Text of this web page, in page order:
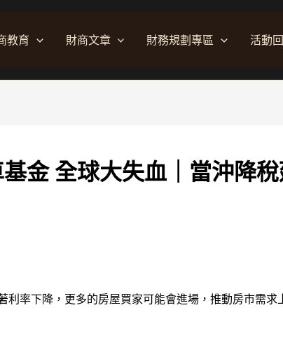
教育 財商文章 財務規劃專區 活動
金 全球大失血｜當沖降
率下降，更多的房屋買家可能會進場，推動房市需求